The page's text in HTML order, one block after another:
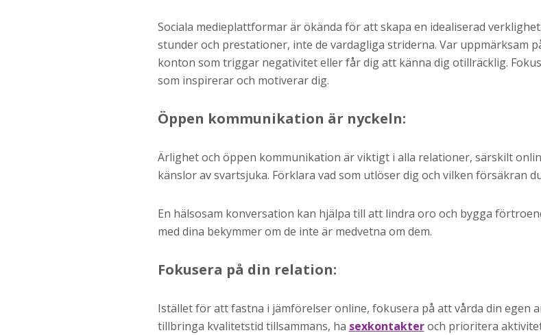
Sociala medieplattformar är ökända för att skapa en idealiserad
stunder och prestationer, inte de vardagliga striderna. Var uppmärksam
konton som triggar negativitet eller får dig att känna dig otillräcklig.
som inspirerar och motiverar dig.
Öppen kommunikation är nyckeln:
Ärlighet och öppen kommunikation är viktigt i alla relationer, särskilt
känslor av svartsjuka. Förklara vad som utlöser dig och vilken försäkran
En hälsosam konversation kan hjälpa till att lindra oro och bygga
med dina bekymmer om de inte är medvetna om dem.
Fokusera på din relation:
Istället för att fastna i jämförelser online, fokusera på att vårda din egen
tillbringa kvalitetstid tillsammans, ha sexkontakteroch prioritera